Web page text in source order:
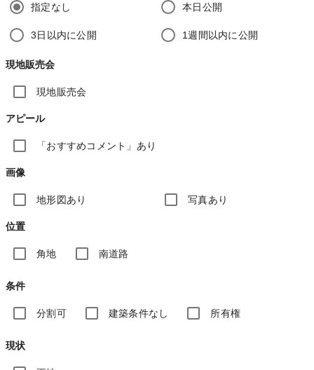
指定なし 本日公開
3日以内に公開 1週間以内に公開
現地販売会
現地販売会
アピール
「おすすめコメント」あり
画像
地形図あり 写真あり
位置
角地 南道路
条件
分割可 建築条件なし 所有権
現状